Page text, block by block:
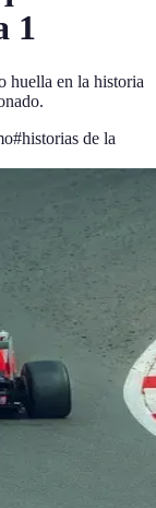
1
huella en la historia
#historias de la